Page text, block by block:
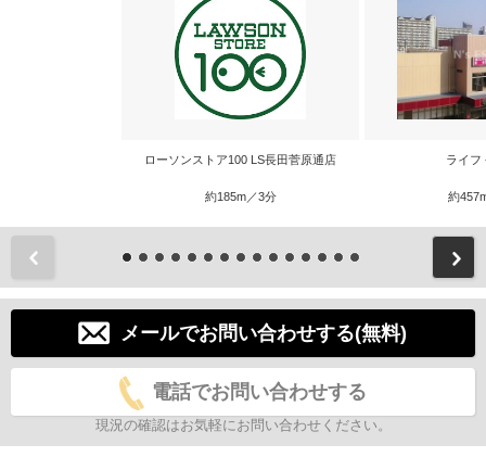
ローソンストア100 LS長田菅原通店
約185m／3分
ライフ
約
メールでお問い合わせする(無料)
電話でお問い合わせする
現況の確認はお気軽にお問い合わせください。